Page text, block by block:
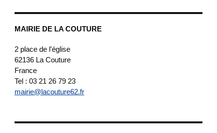
MAIRIE DE LA COUTURE
2 place de l'église
62136 La Couture
France
Tel : 03 21 26 79 23
mairie@lacouture62.fr